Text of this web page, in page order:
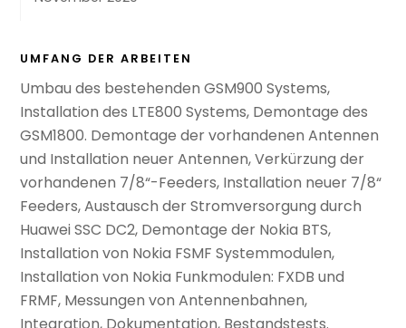
UMFANG DER ARBEITEN
Umbau des bestehenden GSM900 Systems,
Installation des LTE800 Systems, Demontage des
GSM1800. Demontage der vorhandenen Antennen
und Installation neuer Antennen, Verkürzung der
vorhandenen 7/8“-Feeders, Installation neuer 7/8“
Feeders, Austausch derStromversorgungdurch
Huawei SSC DC2, Demontage der Nokia BTS,
Installation von Nokia FSMF Systemmodulen,
Installation von Nokia Funkmodulen: FXDB und
FRMF, Messungen von Antennenbahnen,
Integration, Dokumentation, Bestandstests.